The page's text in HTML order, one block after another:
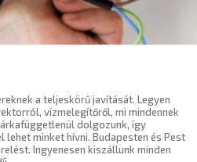
a teljeskörű javítását. Legyen
vízmelegítőről, mi mindennek
dolgozunk, így
lehet minket hívni. Budapesten és Pest
Ingyenesen kiszállunk minden